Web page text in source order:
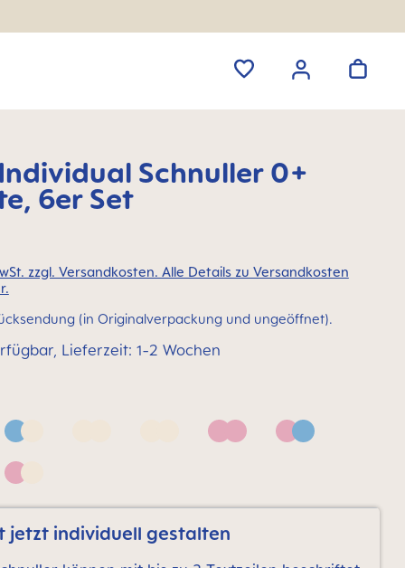
Schnuller 0+
6er Set
zzgl. Versandkosten. Alle Details zu Versandkosten
(in Originalverpackung und ungeöffnet).
Lieferzeit: 1-2 Wochen
Blue & NeutralNeutral bronze print
Neutral grey print
Pink Pink & Blue
Pink & Neutral bronze print
jetzt individuell gestalten